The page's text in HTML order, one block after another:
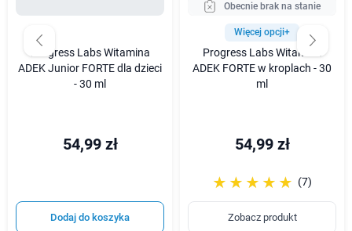
Progress Labs Witamina
ADEK Junior FORTE dla dzieci
- 30 ml
54,99 zł
Dodaj do koszyka
Obecnie brak na stanie
Więcej opcji+
Progress Labs Witamina
ADEK FORTE w kroplach - 30
ml
54,99 zł
☆☆☆☆☆
★★★★★ (7)
Zobacz produkt